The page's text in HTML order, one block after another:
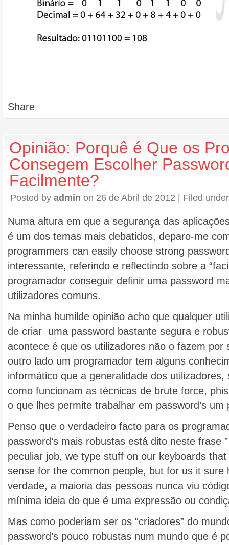
Share
Opinião: Porquê é Que os
Consegem Escolher
Facilmente?
Posted by admin on 26 de Abril de 2012 | Filed
Numa altura em que a segurança das
é um dos temas mais debatidos, deparo-me
programmers can easily choose strong
interessante, referindo e reflectindo sobre a
programador conseguir definir uma password
utilizadores comuns.
Na minha humilde opinião acho que qualquer
de criar uma password bastante segura e
acontece é que os utilizadores não o fazem por
outro lado um programador tem alguns
informático que a generalidade dos utilizadores,
como funcionam as técnicas de brute force,
o que lhes permite trabalhar em password’s
Penso que o verdadeiro facto para os
password’s mais robustas está dito neste frase
peculiar job, we type stuff on our keyboards that
sense for the common people, but for us it sure
verdade, a maioria das pessoas nunca viu
mínima ideia do que é uma expressão ou
Mas como poderiam ser os “criadores” do
password’s pouco robustas num mundo que é